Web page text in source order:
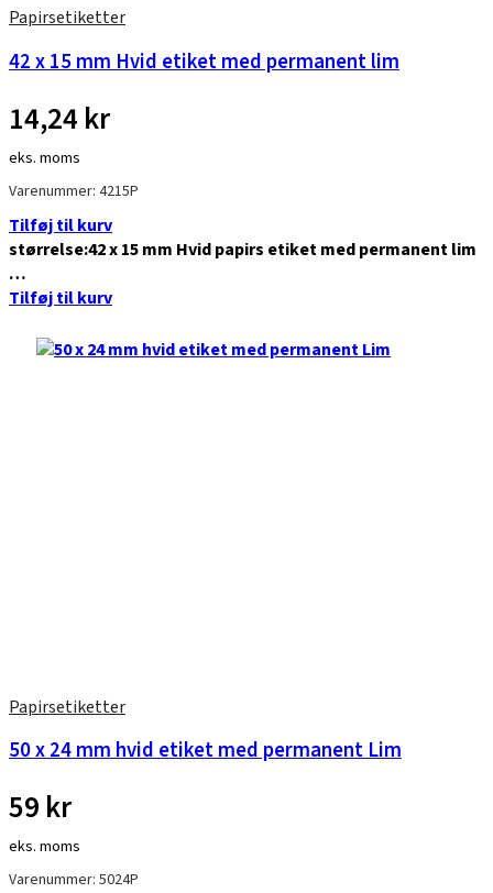
Papirsetiketter
42 x 15 mm Hvid etiket med permanent lim
14,24 kr
eks. moms
Varenummer: 4215P
Tilføj til kurv
størrelse:42 x 15 mm Hvid papirs etiket med permanent lim
…
Tilføj til kurv
Papirsetiketter
50 x 24 mm hvid etiket med permanent Lim
59 kr
eks. moms
Varenummer: 5024P